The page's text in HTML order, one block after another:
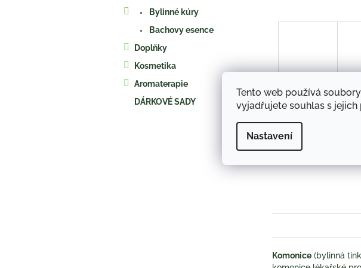
Tento web používá
vyjadřujete souhlas s
Nastavení
Bylinné kúry
Bachovy esence
Doplňky
Kosmetika
Aromaterapie
DÁRKOVÉ SADY
Komonice (bylinná